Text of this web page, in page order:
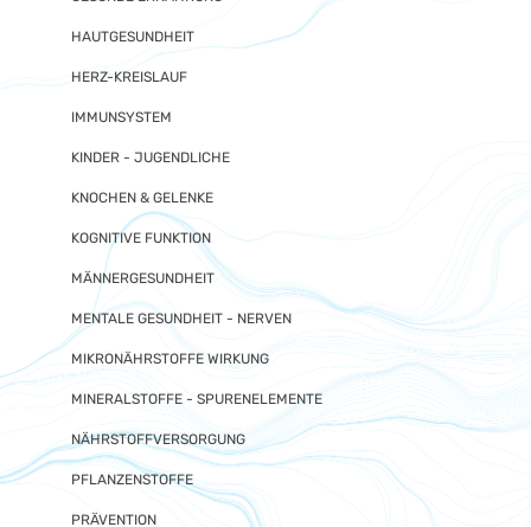
HAUTGESUNDHEIT
HERZ-KREISLAUF
IMMUNSYSTEM
KINDER - JUGENDLICHE
KNOCHEN & GELENKE
KOGNITIVE FUNKTION
MÄNNERGESUNDHEIT
MENTALE GESUNDHEIT - NERVEN
MIKRONÄHRSTOFFE WIRKUNG
MINERALSTOFFE - SPURENELEMENTE
NÄHRSTOFFVERSORGUNG
PFLANZENSTOFFE
PRÄVENTION